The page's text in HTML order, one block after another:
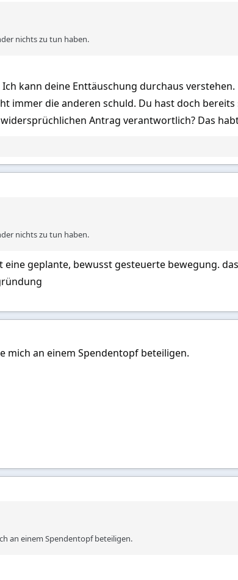
nichts zu tun haben.
kann deine Enttäuschung durchaus
immer die anderen schuld. Du hast doch
Antrag verantwortlich? Das
nichts zu tun haben.
geplante, bewusst gesteuerte bewegung.
mich an einem Spendentopf beteiligen.
an einem Spendentopf beteiligen.